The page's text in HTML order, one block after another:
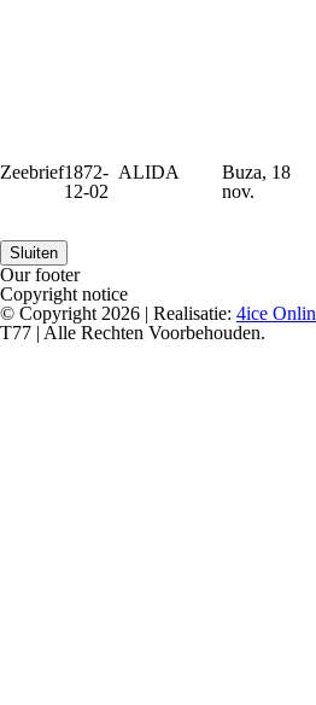
Zeebrief1872-
12-02
ALIDA
Buza, 18
nov.
Sluiten
Our footer
Copyright notice
© Copyright 2026 | Realisatie: 4ice
T77 | Alle Rechten Voorbehouden.